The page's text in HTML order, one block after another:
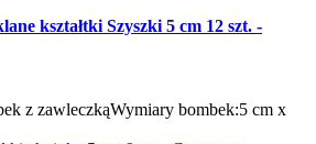
kształtki Szyszki 5 cm 12 szt. -
z zawleczkąWymiary bombek:5 cm x